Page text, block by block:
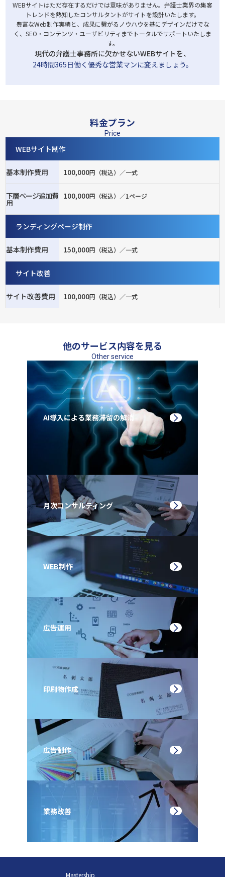
WEBサイトはただ存在するだけでは意味がありません。弁護士業界の集客
トレンドを熟知したコンサルタントがサイトを設計いたします。
豊富なWeb制作実績と、成果に繋がるノウハウを基にデザインだけでな
く、SEO・コンテンツ・ユーザビリティまでトータルでサポートいたしま
す。
現代の弁護士事務所に欠かせないWEBサイトを、
24時間365日働く優秀な営業マンに変えましょう。
⁩料金プラン
Price
WEBサイト制作
基本制作費用 100,000円（税込）／一式
下層ページ追加費
用
100,000円（税込）／1ページ
ランディングページ制作
基本制作費用 150,000円（税込）／一式
サイト改善
サイト改善費用 100,000円（税込）／一式
他のサービス内容を見る
Other service
AI導入による業務滞留の解消
月次コンサルティング
WEB制作
広告運用
印刷物作成
広告制作
業務改善
Mastership